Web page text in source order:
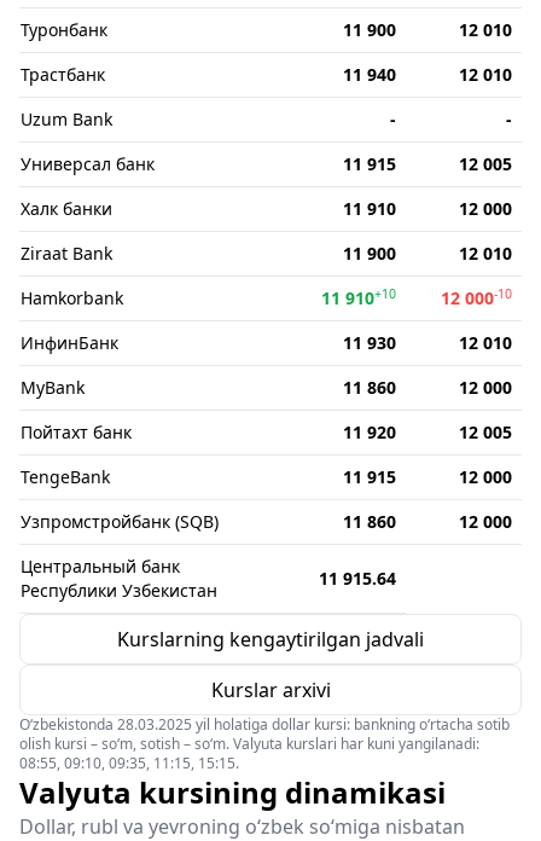
Туронбанк
11 900
12 010
Трастбанк
11 940
12 010
Uzum Bank
-
-
Универсал банк
11 915
12 005
Халк банки
11 910
12 000
Ziraat Bank
11 900
12 010
Hamkorbank
11 910+10 12 000-10
ИнфинБанк 11 930
12 010
MyBank
11 860
12 000
Пойтахт банк
11 920
12 005
TengeBank
11 915
12 000
Узпромстройбанк (SQB)
11 860
12 000
Центральный банк
Республики Узбекистан
11 915.64
Kurslarning kengaytirilgan jadvali
Kurslar arxivi
O‘zbekistonda 28.03.2025 yil holatiga dollar kursi: bankning o‘rtacha sotib
olish kursi – so‘m, sotish – so‘m. Valyuta kurslari har kuni yangilanadi:
08:55, 09:10, 09:35, 11:15, 15:15.
Valyuta kursining dinamikasi
Dollar, rubl va yevroning o‘zbek so‘miga nisbatan